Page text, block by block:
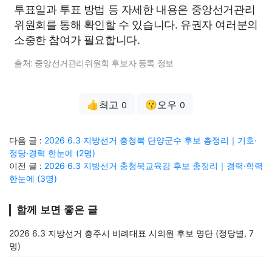
투표일과 투표 방법 등 자세한 내용은 중앙선거관리
위원회를 통해 확인할 수 있습니다. 유권자 여러분의
소중한 참여가 필요합니다.
출처: 중앙선거관리위원회 후보자 등록 정보
👍최고 0 😗오우 0
다음 글 : 2026 6.3 지방선거 충청북 단양군수 후보 총정리｜기호·
정당·경력 한눈에 (2명)
이전 글 : 2026 6.3 지방선거 충청북교육감 후보 총정리｜경력·학력
한눈에 (3명)
함께 보면 좋은 글
2026 6.3 지방선거 충주시 비례대표 시의원 후보 명단 (정당별, 7
명)